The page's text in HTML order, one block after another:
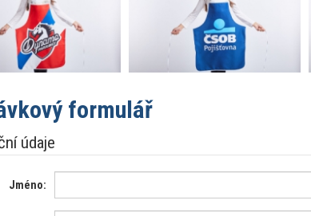
formulář
údaje
Jméno: